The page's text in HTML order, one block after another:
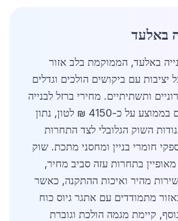
באלעד
באלעד, הממוקמת בלב אזור
יציבות עם ביקושים הולכים וגדלים
ותשתיתיים. מחירי ברזל לבנייה
באלעד עומדים בממוצע על כ-4150 ₪ לטון, נתון
השוק הגלובלי לצד התחרות
חומרי בניין ומחסני מתכת. שוק
בתחרות עזה סביב מחיר,
מהיר ואיכות ההתקנה, כאשר
מתמודדים עם אתגר גיוס כוח
קיימת מגמה הולכת וגוברת